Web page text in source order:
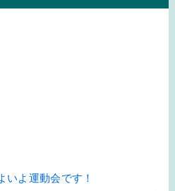
いよ運動会です！